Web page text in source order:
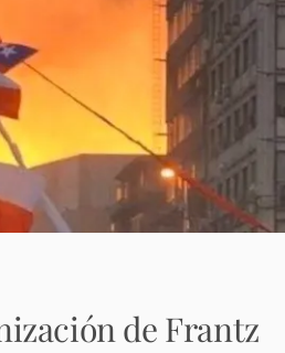
de Frantz